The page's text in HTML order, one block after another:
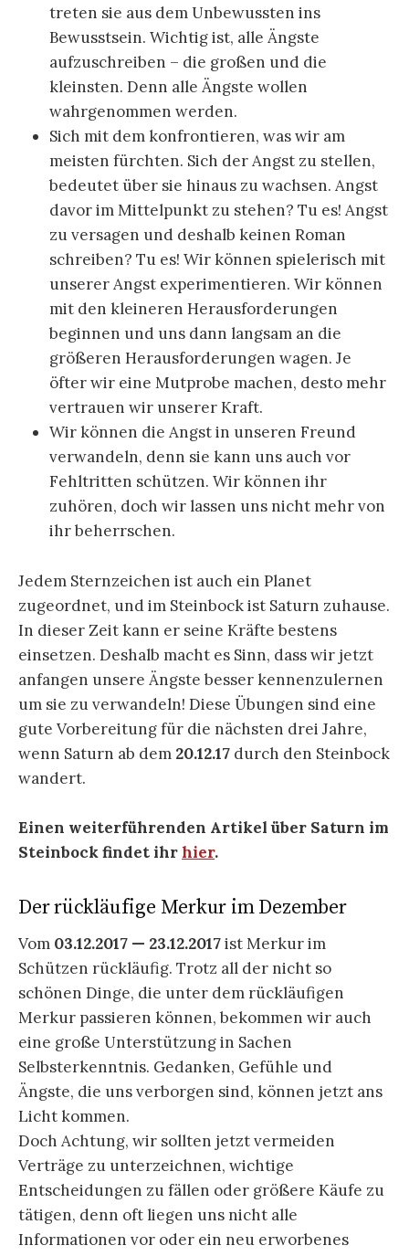
treten sie aus dem Unbewussten ins
Bewusstsein. Wichtig ist, alle Ängste
aufzuschreiben – die großen und die
kleinsten. Denn alle Ängste wollen
wahrgenommen werden.
Sich mit dem konfrontieren, was wir am
meisten fürchten. Sich der Angst zu stellen,
bedeutet über sie hinaus zu wachsen. Angst
davor im Mittelpunkt zu stehen? Tu es! Angst
zu versagen und deshalb keinen Roman
schreiben? Tu es! Wir können spielerisch mit
unserer Angst experimentieren. Wir können
mit den kleineren Herausforderungen
beginnen und uns dann langsam an die
größeren Herausforderungen wagen. Je
öfter wir eine Mutprobe machen, desto mehr
vertrauen wir unserer Kraft.
Wir können die Angst in unseren Freund
verwandeln, denn sie kann uns auch vor
Fehltritten schützen. Wir können ihr
zuhören, doch wir lassen uns nicht mehr von
ihr beherrschen.
Jedem Sternzeichen ist auch ein Planet
zugeordnet, und im Steinbock ist Saturn zuhause.
In dieser Zeit kann er seine Kräfte bestens
einsetzen. Deshalb macht es Sinn, dass wir jetzt
anfangen unsere Ängste besser kennenzulernen
um sie zu verwandeln! Diese Übungen sind eine
gute Vorbereitung für die nächsten drei Jahre,
wenn Saturn ab dem 20.12.17 durch den Steinbock
wandert.
Einen weiterführenden Artikel über Saturn im
Steinbock findet ihrhier.
Der rückläufige Merkur im Dezember
Vom 03.12.2017 — 23.12.2017ist Merkur im
Schützen rückläufig. Trotz all der nicht so
schönen Dinge, die unter dem rückläufigen
Merkur passieren können, bekommen wir auch
eine große Unterstützung in Sachen
Selbsterkenntnis. Gedanken, Gefühle und
Ängste, die uns verborgen sind, können jetzt ans
Licht kommen.
Doch Achtung, wir sollten jetzt vermeiden
Verträge zu unterzeichnen, wichtige
Entscheidungen zu fällen oder größere Käufe zu
tätigen, denn oft liegen uns nicht alle
Informationen vor oder ein neu erworbenes